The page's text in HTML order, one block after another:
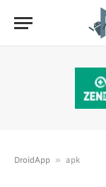
DroidApp » apk